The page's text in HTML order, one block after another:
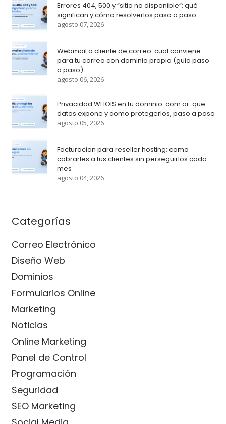
Errores 404, 500 y “sitio no disponible”: qué
significan y cómo resolverlos paso a paso
agosto 07, 2026
Webmail o cliente de correo: cual conviene
para tu correo con dominio propio (guia paso
a paso)
agosto 06, 2026
Privacidad WHOIS en tu dominio .com.ar: que
datos expone y como protegerlos, paso a paso
agosto 05, 2026
Facturacion para reseller hosting: como
cobrarles a tus clientes sin perseguirlos cada
mes
agosto 04, 2026
Categorías
Correo Electrónico
Diseño Web
Dominios
Formularios Online
Marketing
Noticias
Online Marketing
Panel de Control
Programación
Seguridad
SEO Marketing